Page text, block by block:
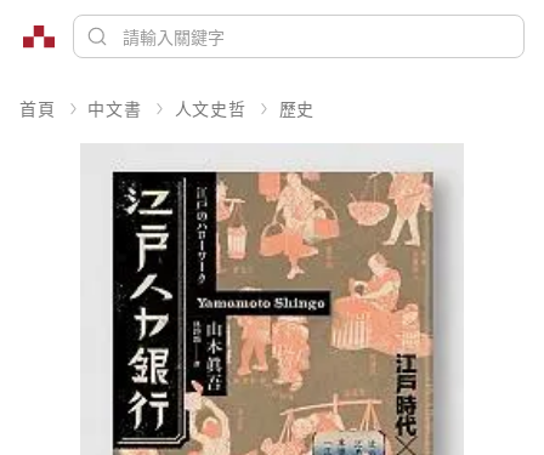
首頁 中文書 人文史哲 歷史